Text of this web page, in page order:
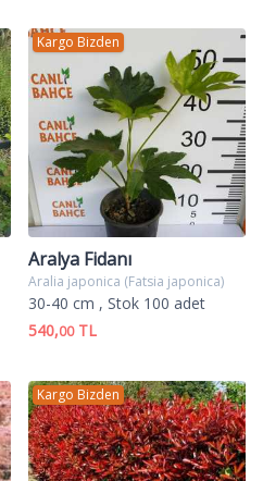
Kargo Bizden
Aralya Fidanı
Aralia japonica (Fatsia japonica)
30-40 cm , Stok 100 adet
540,00TL
Kargo Bizden